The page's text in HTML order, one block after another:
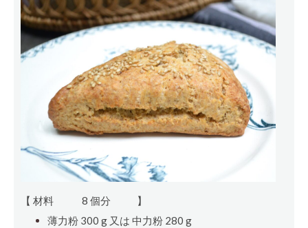
【 材料 8 個分
】
薄力粉 300 g又は 中力粉 280 g